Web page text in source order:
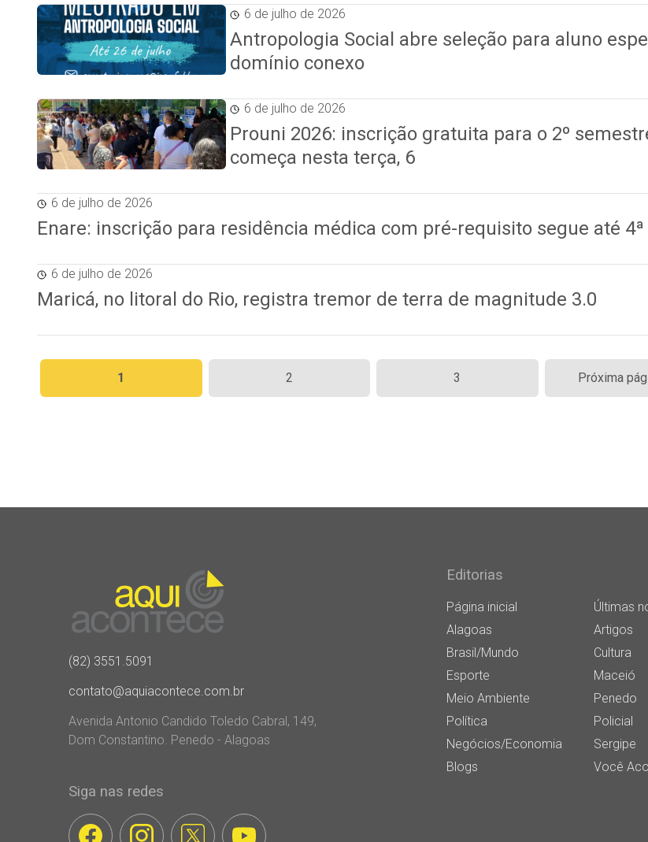
6 de julho de 2026
Antropologia Social abre seleção para aluno
domínio conexo
6 de julho de 2026
Prouni 2026: inscrição gratuita para o 2º
começa nesta terça, 6
6 de julho de 2026
Enare: inscrição para residência médica com pré-requisito segue até 4ª
6 de julho de 2026
Maricá, no litoral do Rio, registra tremor de terra de magnitude 3.0
Paginação
de
1 2 3 Próxima
(82) 3551.5091
contato@aquiacontece.com.br
Avenida Antonio Candido Toledo Cabral, 149,
Dom Constantino. Penedo - Alagoas
Siga nas redes
Editorias
Página inicial
Últimas
Alagoas
Artigos
Brasil/Mundo
Cultura
Esporte
Maceió
Meio Ambiente
Penedo
Política
Policial
Negócios/Economia
Sergipe
Blogs
Você